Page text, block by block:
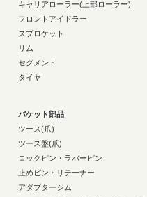
キャリアローラー(上部ローラー)
フロントアイドラー
スプロケット
リム
セグメント
タイヤ
バケット部品
ツース(爪)
ツース盤(爪)
ロックピン・ラバーピン
止めピン・リテーナー
アダプターシム